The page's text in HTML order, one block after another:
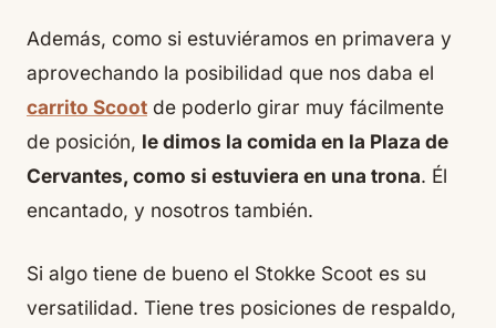
Además, como si estuviéramos en primavera y
aprovechando la posibilidad que nos daba el
carrito Scoot de poderlo girar muy fácilmente
de posición, le dimos la comida en la Plaza de
Cervantes, como si estuviera en una trona. Él
encantado, y nosotros también.
Si algo tiene de bueno el Stokke Scoot es su
versatilidad. Tiene tres posiciones de respaldo,